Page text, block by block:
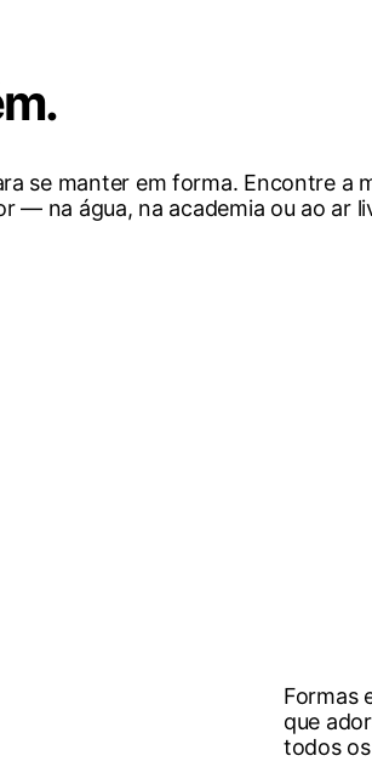
se manter em forma. Encontre a
— na água, na academia ou ao ar
Formas
que
todos